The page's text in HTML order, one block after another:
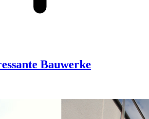
Bauwerke